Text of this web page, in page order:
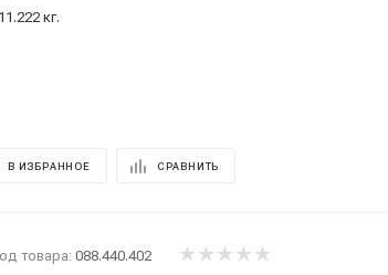
кг.
В ИЗБРАННОЕ СРАВНИТЬ
товара: 088.440.402